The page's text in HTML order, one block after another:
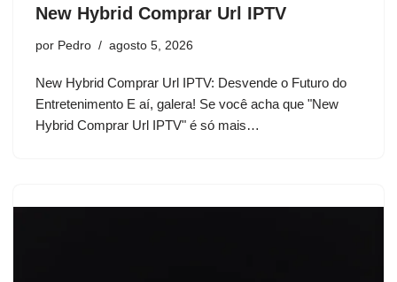
New Hybrid Comprar Url IPTV
por Pedro agosto 5, 2026
New Hybrid Comprar Url IPTV: Desvende o Futuro do
Entretenimento E aí, galera! Se você acha que "New
Hybrid Comprar Url IPTV" é só mais…